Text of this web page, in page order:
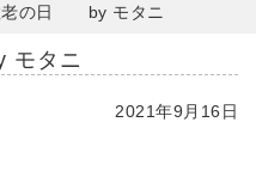
の日 by モタニ
タニ
2021年9月16日